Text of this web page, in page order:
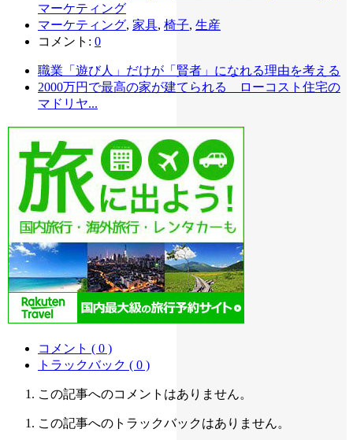
マーケティング
マーケティング, 家具, 椅子, 生産
コメント: 0
職業「遊び人」だけが「賢者」になれる理由を考える
2000万円で最高の家が建てられる ローコスト住宅の
マドリヤ...
コメント ( 0 )
トラックバック ( 0 )
この記事へのコメントはありません。
この記事へのトラックバックはありません。